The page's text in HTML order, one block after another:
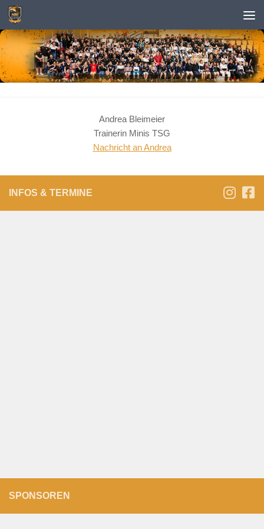
Zum Inhalt springen
Andrea Bleimeier
Trainerin Minis TSG
Nachricht an Andrea
INFOS & TERMINE
SPONSOREN